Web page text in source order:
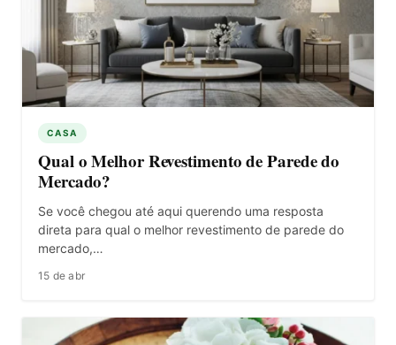
CASA
Qual o Melhor Revestimento de Parede do
Mercado?
Se você chegou até aqui querendo uma resposta
direta para qual o melhor revestimento de parede do
mercado,…
15 de abr